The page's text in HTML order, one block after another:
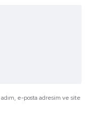
adım, e-posta adresim ve site